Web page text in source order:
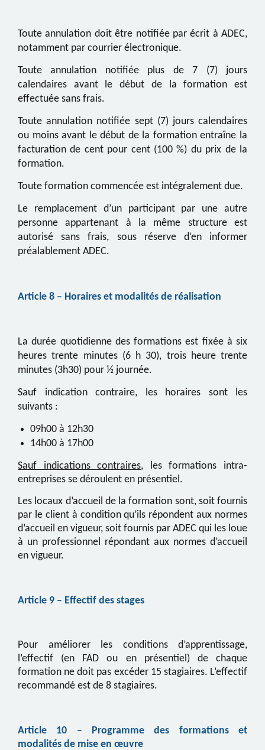
Toute annulation doit être notifiée par écrit à ADEC,
notamment par courrier électronique.
Toute annulation notifiée plus de7 (7) jours
calendaires avant le début de la formation est
effectuée sans frais.
Toute annulation notifiée sept(7) jours calendaires
ou moins avant le début de la formation entraîne la
facturation de cent pour cent (100 %) du prix de la
formation.
Toute formation commencée est intégralement due.
Le remplacement d’un participant par une autre
personne appartenant à la même structure est
autorisé sans frais, sous réserve d’en informer
préalablement ADEC.
Article 8 – Horaires et modalités de réalisation
La durée quotidienne des formations est fixée à six
heures trente minutes (6 h 30), trois heure trente
minutes (3h30) pour ½ journée.
Sauf indication contraire, les horaires sont les
suivants :
09h00 à 12h30
14h00 à 17h00
Sauf indications contraires, les formations intra-
entreprises se déroulent en présentiel.
Les locaux d’accueil de la formation sont, soit fournis
par le client à condition qu’ils répondent aux normes
d’accueil en vigueur, soit fournis par ADEC qui les loue
à un professionnel répondant aux normes d’accueil
en vigueur.
Article 9 – Effectif des stages
Pour améliorer les conditions d’apprentissage,
l’effectif (en FAD ou en présentiel) de chaque
formation ne doit pas excéder 15 stagiaires. L’effectif
recommandé est de 8 stagiaires.
Article 10 –
Programme des formations et
modalités de mise en œuvre